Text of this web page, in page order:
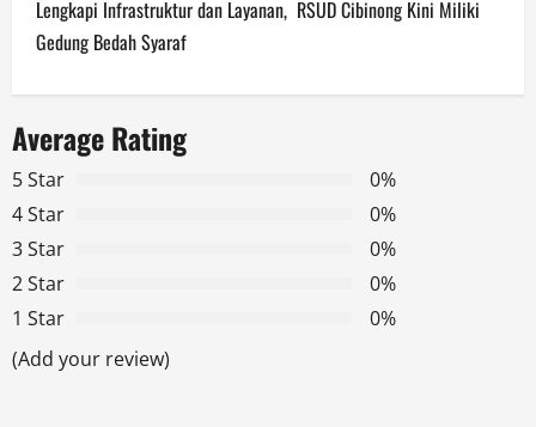
n
a
v
i
g
a
t
Lengkapi Infrastruktur dan Layanan, RSUD Cibinong Kini Miliki
Gedung Bedah Syaraf
Average Rating
5 Star
0%
4 Star
0%
3 Star
0%
2 Star
0%
1 Star
0%
(Add your review)